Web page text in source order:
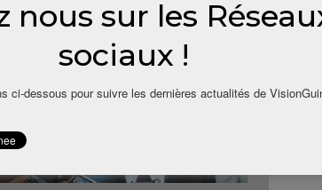
nous sur les
sociaux !
ci-dessous pour suivre les dernières actualités de